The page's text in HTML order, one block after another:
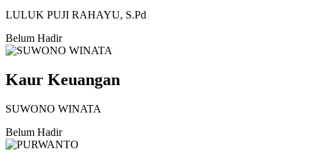
LULUK PUJI RAHAYU, S.Pd
Belum Hadir
Kaur Keuangan
SUWONO WINATA
Belum Hadir